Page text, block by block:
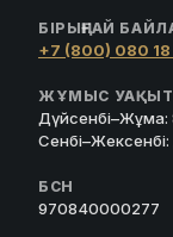
БІРЫҢҒАЙ
+7 (800) 080
ЖҰМЫС
Дүйсенбі–Жұма:
БСН
970840000277